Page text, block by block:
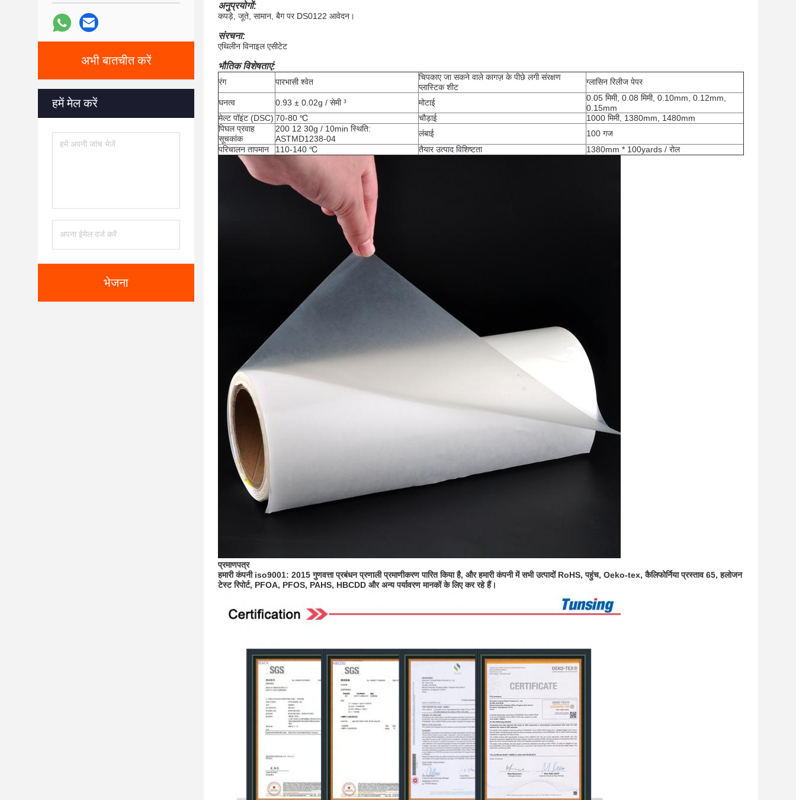
अभी बातचीत करें
हमें मेल करें
भेजना
अनुप्रयोगों:
कपड़े, जूते, सामान, बैग पर DS0122 आवेदन।
संरचना:
एथिलीन विनाइल एसीटेट
भौतिक विशेषताएं:
रंग पारभासी श्वेत
चिपकाए जा सकने वाले कागज़ के पीछे लगी संरक्षण
प्लास्टिक शीट
ग्लासिन रिलीज पेपर
घनत्व 0.93 ± 0.02g / सेमी ³ मोटाई
0.05 मिमी, 0.08 मिमी, 0.10mm, 0.12mm,
0.15mm
मेल्ट पॉइंट (DSC) 70-80 ℃ चौड़ाई
1000 मिमी, 1380mm, 1480mm
पिघल प्रवाह
सूचकांक
200 12 30g / 10min स्थिति:
ASTMD1238-04
लंबाई
100 गज
परिचालन तापमान
110-140 ℃ तैयार उत्पाद विशिष्टता 1380mm * 100yards / रोल
प्रमाणपत्र
हमारी कंपनी iso9001: 2015 गुणवत्ता प्रबंधन प्रणाली प्रमाणीकरण पारित किया है, और हमारी कंपनी में सभी उत्पादों RoHS, पहुंच, Oeko-tex, कैलिफोर्निया प्रस्ताव 65, हलोजन
टेस्ट रिपोर्ट, PFOA, PFOS, PAHS, HBCDD और अन्य पर्यावरण मानकों के लिए कर रहे हैं।